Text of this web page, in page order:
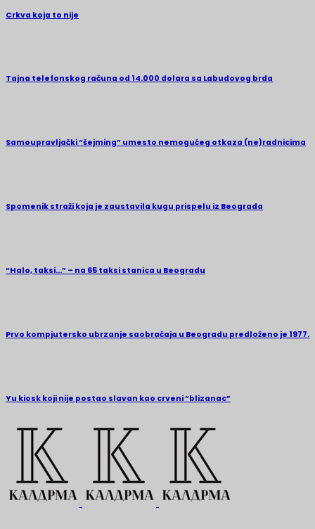
Crkva koja to nije
Tajna telefonskog računa od 14.000 dolara sa Labudovog brda
Samoupravljački “šejming” umesto nemogućeg otkaza (ne)radnicima
Spomenik straži koja je zaustavila kugu prispelu iz Beograda
“Halo, taksi…” – na 65 taksi stanica u Beogradu
Prvo kompjutersko ubrzanje saobraćaja u Beogradu predloženo je 1977.
Yu kiosk koji nije postao slavan kao crveni “blizanac”